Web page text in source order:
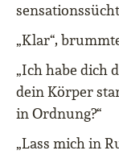
„Klar“,
„Ich habe dich
dein Körper
in Ordnung?“
„Lass mich in